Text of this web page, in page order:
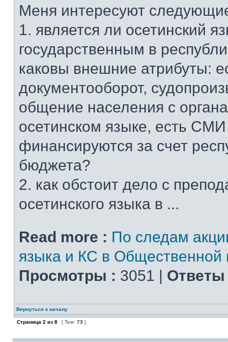
Меня интересуют
1. является ли осетинский
государственным в
каковы внешние атрибуты:
документооборот,
общение населения с
осетинском языке, есть
финансируются за счет
бюджета?
2. как обстоит дело с
осетинского языка в ...
Read more : По следам
языка и КС в Общественной
Просмотры : 3051 | Ответы
Вернуться к началу
Страница 2 из 8 [ Тем: 73 ]